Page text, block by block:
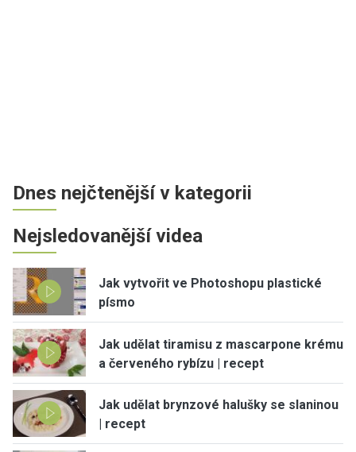
Dnes nejčtenější v kategorii
Nejsledovanější videa
Jak vytvořit ve Photoshopu plastické
písmo
Jak udělat tiramisu z mascarpone krému
a červeného rybízu | recept
Jak udělat brynzové halušky se slaninou
| recept